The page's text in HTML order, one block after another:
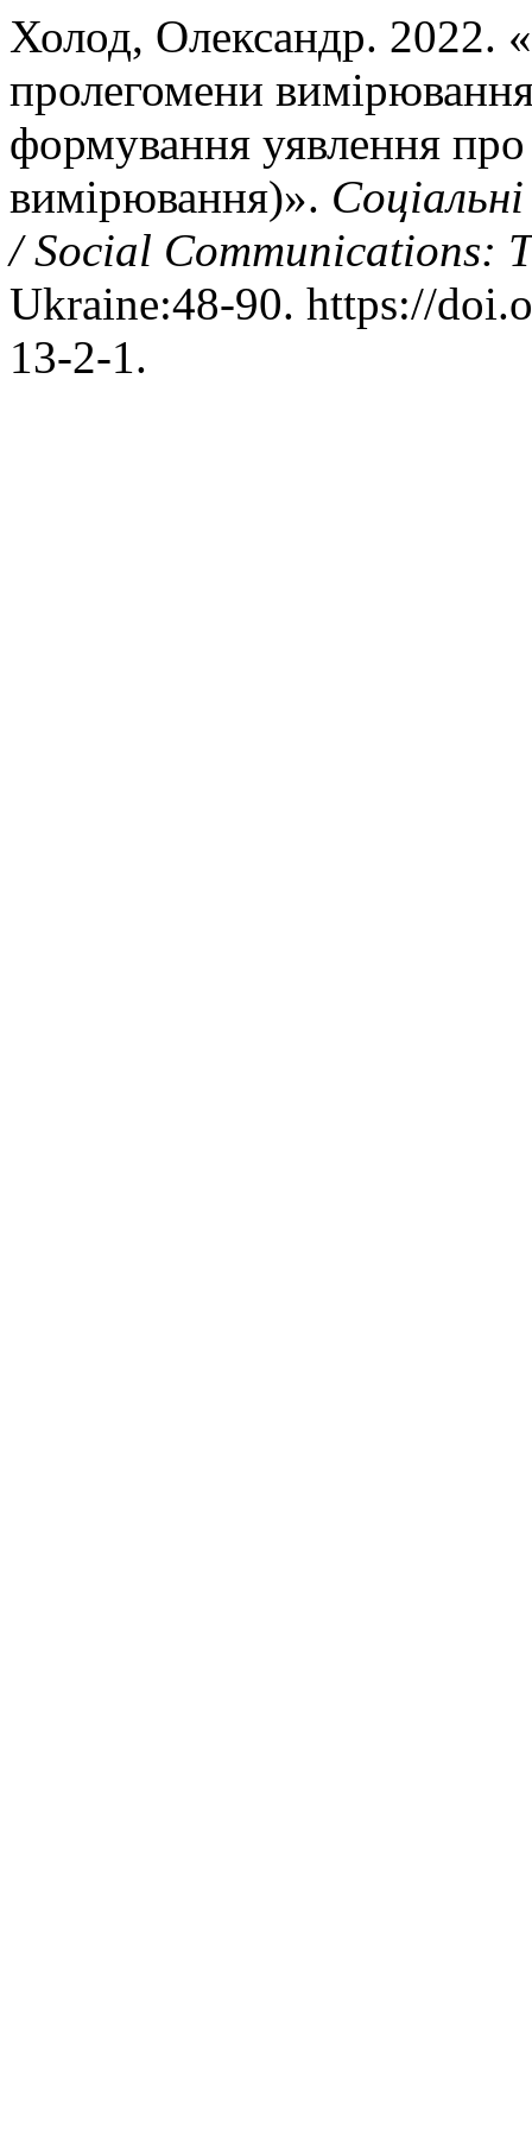
Холод, Олександр. 2022.
пролегомени вимірювання
формування уявлення
вимірювання)».
/ Social Communications:
Ukraine:48-90. https://
13-2-1.